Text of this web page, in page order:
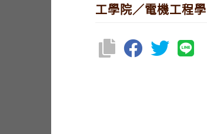
工學院／電機工程